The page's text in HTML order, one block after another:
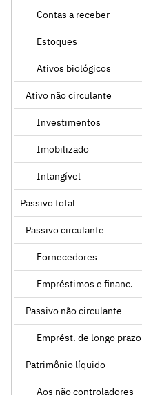
Contas a receber
Estoques
Ativos biológicos
Ativo não circulante
Investimentos
Imobilizado
Intangível
Passivo total
Passivo circulante
Fornecedores
Empréstimos e financ.
Passivo não circulante
Emprést. de longo prazo
Patrimônio líquido
Aos não controladores